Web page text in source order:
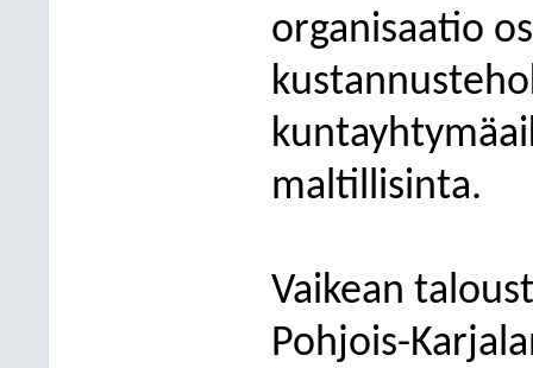
organisaatio
maltillisinta.
Vaikean
Pohjois-